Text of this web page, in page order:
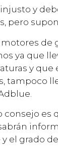
injusto y
pero
motores de
ya que
y que
tampoco
consejo es
y el grado